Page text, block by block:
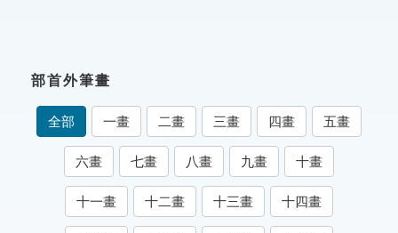
成語故事
索引選單
知識索引
單字索引
生命大百科索引
部首外筆畫
全部 一畫 二畫 三畫 四畫 五畫
六畫 七畫 八畫 九畫 十畫
十一畫 十二畫 十三畫 十四畫